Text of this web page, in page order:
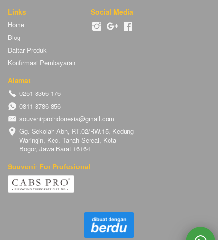
Links
Home
Blog
Daftar Produk
Konfirmasi Pembayaran
Social Media
Alamat
0251-8366-176
0811-8786-856
souvenirproindonesia@gmail.com
Gg. Sekolah Abn, RT.02/RW.15, Kedung
Waringin, Kec. Tanah Sereal, Kota
Bogor, Jawa Barat 16164
Souvenir For Profesional